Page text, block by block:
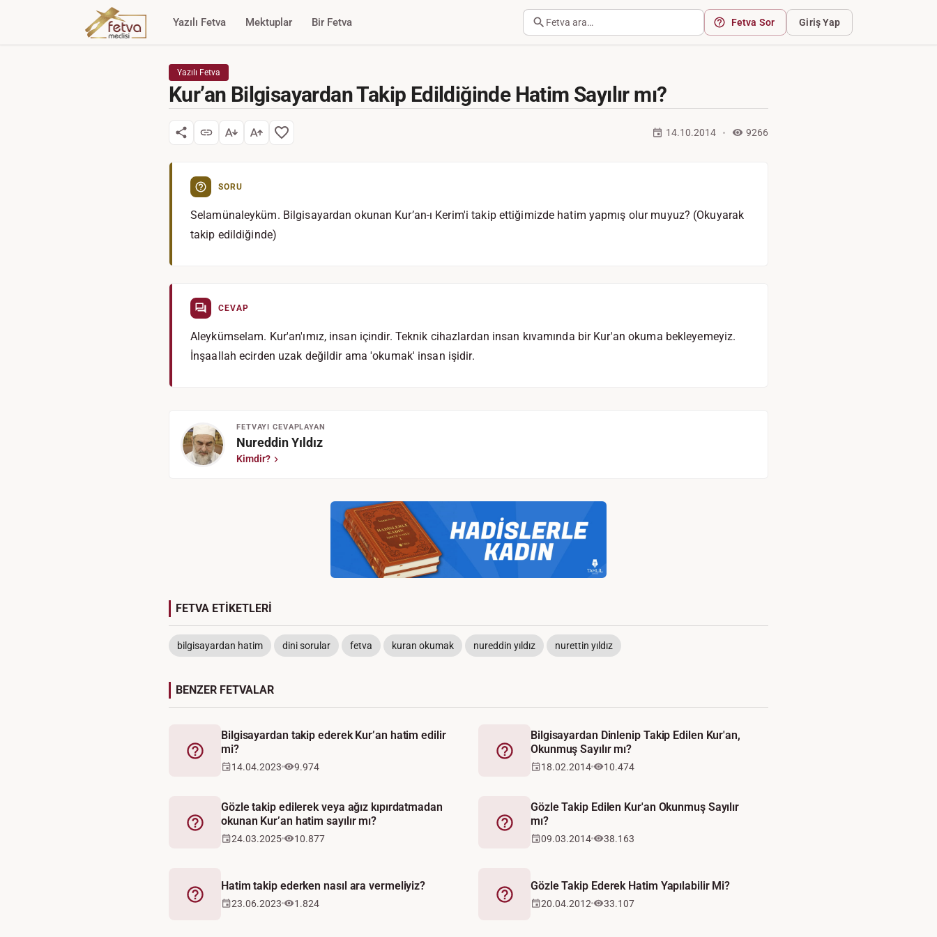
Yazılı Fetva Mektuplar Bir Fetva Fetva ara… Fetva Sor Giriş Yap
Yazılı Fetva
Kur’an Bilgisayardan Takip Edildiğinde Hatim Sayılır mı?
14.10.2014 9266
SORU
Selamünaleyküm. Bilgisayardan okunan Kur’an-ı Kerim'i takip ettiğimizde hatim yapmış olur muyuz? (Okuyarak
takip edildiğinde)
CEVAP
Aleykümselam. Kur'an'ımız, insan içindir. Teknik cihazlardan insan kıvamında bir Kur'an okuma bekleyemeyiz.
İnşaallah ecirden uzak değildir ama 'okumak' insan işidir.
FETVAYI CEVAPLAYAN
Nureddin Yıldız
Kimdir?
FETVA ETİKETLERİ
bilgisayardan hatim dini sorular fetva kuran okumak nureddin yıldız nurettin yıldız
BENZER FETVALAR
Fetva
Bilgisayardan takip ederek Kur’an hatim edilir
mi?
14.04.2023 9.974
Fetva
Bilgisayardan Dinlenip Takip Edilen Kur'an,
Okunmuş Sayılır mı?
18.02.2014 10.474
Fetva
Gözle takip edilerek veya ağız kıpırdatmadan
okunan Kur’an hatim sayılır mı?
24.03.2025 10.877
Fetva
Gözle Takip Edilen Kur'an Okunmuş Sayılır
mı?
09.03.2014 38.163
Fetva
Hatim takip ederken nasıl ara vermeliyiz?
23.06.2023 1.824 Fetva
Gözle Takip Ederek Hatim Yapılabilir Mi?
20.04.2012 33.107